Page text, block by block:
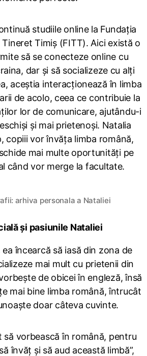
studiile online la Fundația
Timiș (FITT). Aici există o
să se conecteze online cu
dar și să socializeze cu alți
aceștia interacționează în limba
de acolo, ceea ce contribuie la
lor de comunicare, ajutându-i
și mai prietenoși. Natalia
copiii vor învăța limba română,
mai multe oportunități pe
când vor merge la facultate.
arhiva personala a Nataliei
și pasiunile Nataliei
încearcă să iasă din zona de
mai mult cu prietenii din
de obicei în engleză, însă
mai bine limba română, întrucât
doar câteva cuvinte.
să vorbească în română, pentru
învăț și să aud această limbă”,